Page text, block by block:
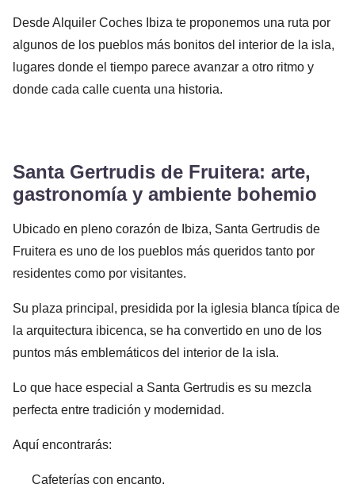
Desde Alquiler Coches Ibiza te proponemos una ruta por
algunos de los pueblos más bonitos del interior de la isla,
lugares donde el tiempo parece avanzar a otro ritmo y
donde cada calle cuenta una historia.
Santa Gertrudis de Fruitera: arte,
gastronomía y ambiente bohemio
Ubicado en pleno corazón de Ibiza, Santa Gertrudis de
Fruitera es uno de los pueblos más queridos tanto por
residentes como por visitantes.
Su plaza principal, presidida por la iglesia blanca típica de
la arquitectura ibicenca, se ha convertido en uno de los
puntos más emblemáticos del interior de la isla.
Lo que hace especial a Santa Gertrudis es su mezcla
perfecta entre tradición y modernidad.
Aquí encontrarás:
Cafeterías con encanto.